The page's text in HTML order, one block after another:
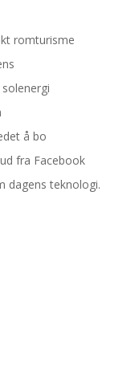
romturisme
å bo
fra Facebook
dagens teknologi.